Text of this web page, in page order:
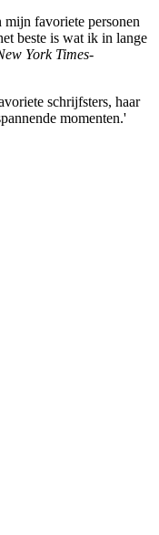
mijn favoriete personen
beste is wat ik in lange
York Times-
schrijfsters, haar
momenten.'